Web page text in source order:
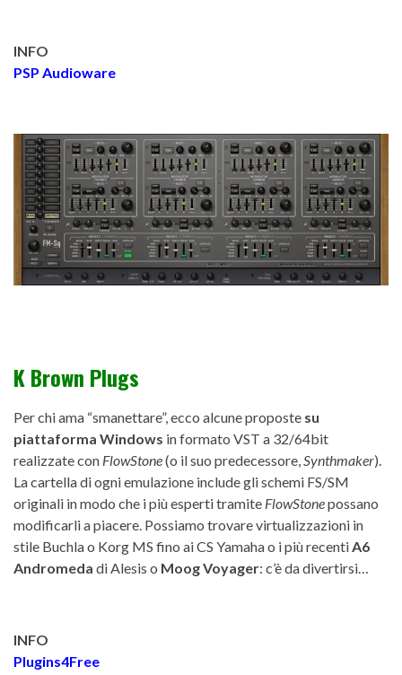
INFO
PSP Audioware
K Brown Plugs
Per chi ama “smanettare”, ecco alcune proposte su
piattaforma Windows in formato VST a 32/64bit
realizzate con FlowStone(o il suo predecessore,Synthmaker).
La cartella di ogni emulazione include gli schemi FS/SM
originali in modo che i più esperti tramite FlowStonepossano
modificarli a piacere. Possiamo trovare virtualizzazioni in
stile Buchla o Korg MS fino ai CS Yamaha o i più recentiA6
Andromeda di Alesis o Moog Voyager: c’è da divertirsi…
INFO
Plugins4Free